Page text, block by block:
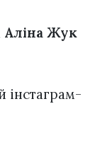
Аліна Жук
інстаграм-